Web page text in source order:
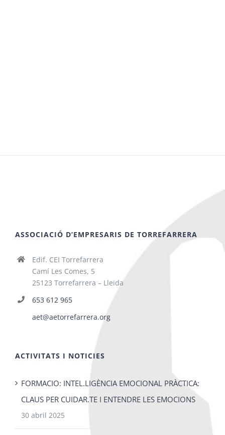
ASSOCIACIÓ D’EMPRESARIS DE TORREFARRERA
Edif. CEI Torrefarrera
Camí Les Comes, 5
25123 Torrefarrera – Lleida
653 612 965
aet@aetorrefarrera.org
ACTIVITATS I NOTICIES
FORMACIO: INTEL.LIGÈNCIA EMOCIONAL PRÀCTICA:
CLAUS PER CUIDAR.TE I ENTENDRE LES EMOCIONS
30 abril 2025